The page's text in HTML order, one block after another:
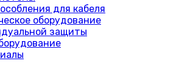
для кабеля
оборудование
защиты